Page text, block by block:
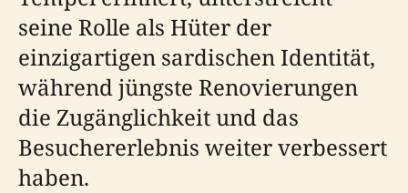
seine Rolle als Hüter der
einzigartigen sardischen Identität,
während jüngste Renovierungen
die Zugänglichkeit und das
Besuchererlebnis weiter verbessert
haben.